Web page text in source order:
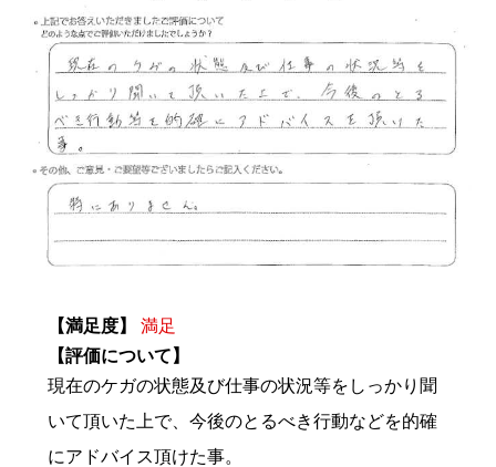
【満足度】
満足
【評価について】
現在のケガの状態及び仕事の状況等をしっかり聞
いて頂いた上で、今後のとるべき行動などを的確
にアドバイス頂けた事。